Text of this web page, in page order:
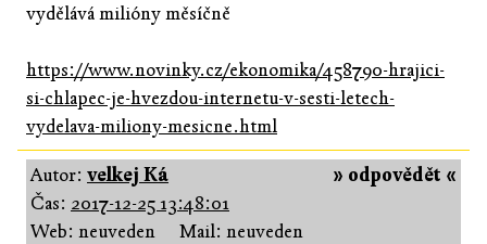
vydělává milióny měsíčně
https://www.novinky.cz/ekonomika/458790-hrajici-
si-chlapec-je-hvezdou-internetu-v-sesti-letech-
vydelava-miliony-mesicne.html
» odpovědět «
Autor: velkej Ká
Čas: 2017-12-25 13:48:01
Web: neuveden
Mail: neuveden